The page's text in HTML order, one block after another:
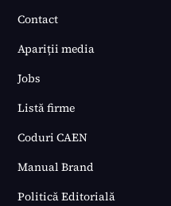
Contact
Apariții media
Jobs
Listă firme
Coduri CAEN
Manual Brand
Politică Editorială